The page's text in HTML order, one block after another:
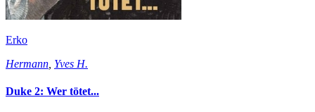
Erko
Hermann Yves H.
Duke 2: Wer tötet...